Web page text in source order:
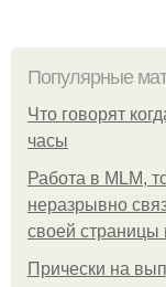
Популярные
Что говорят
часы
Работа в MLM,
неразрывно
своей страницы
Прически на